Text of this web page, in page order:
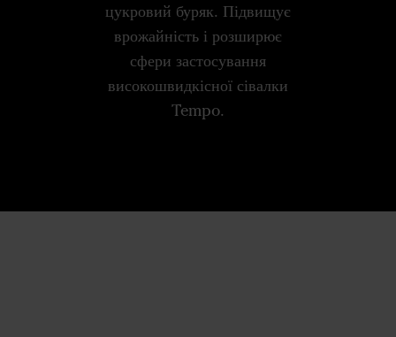
цукровий буряк. Підвищує
врожайність і розширює
сфери застосування
високошвидкісної сівалки
Tempo.